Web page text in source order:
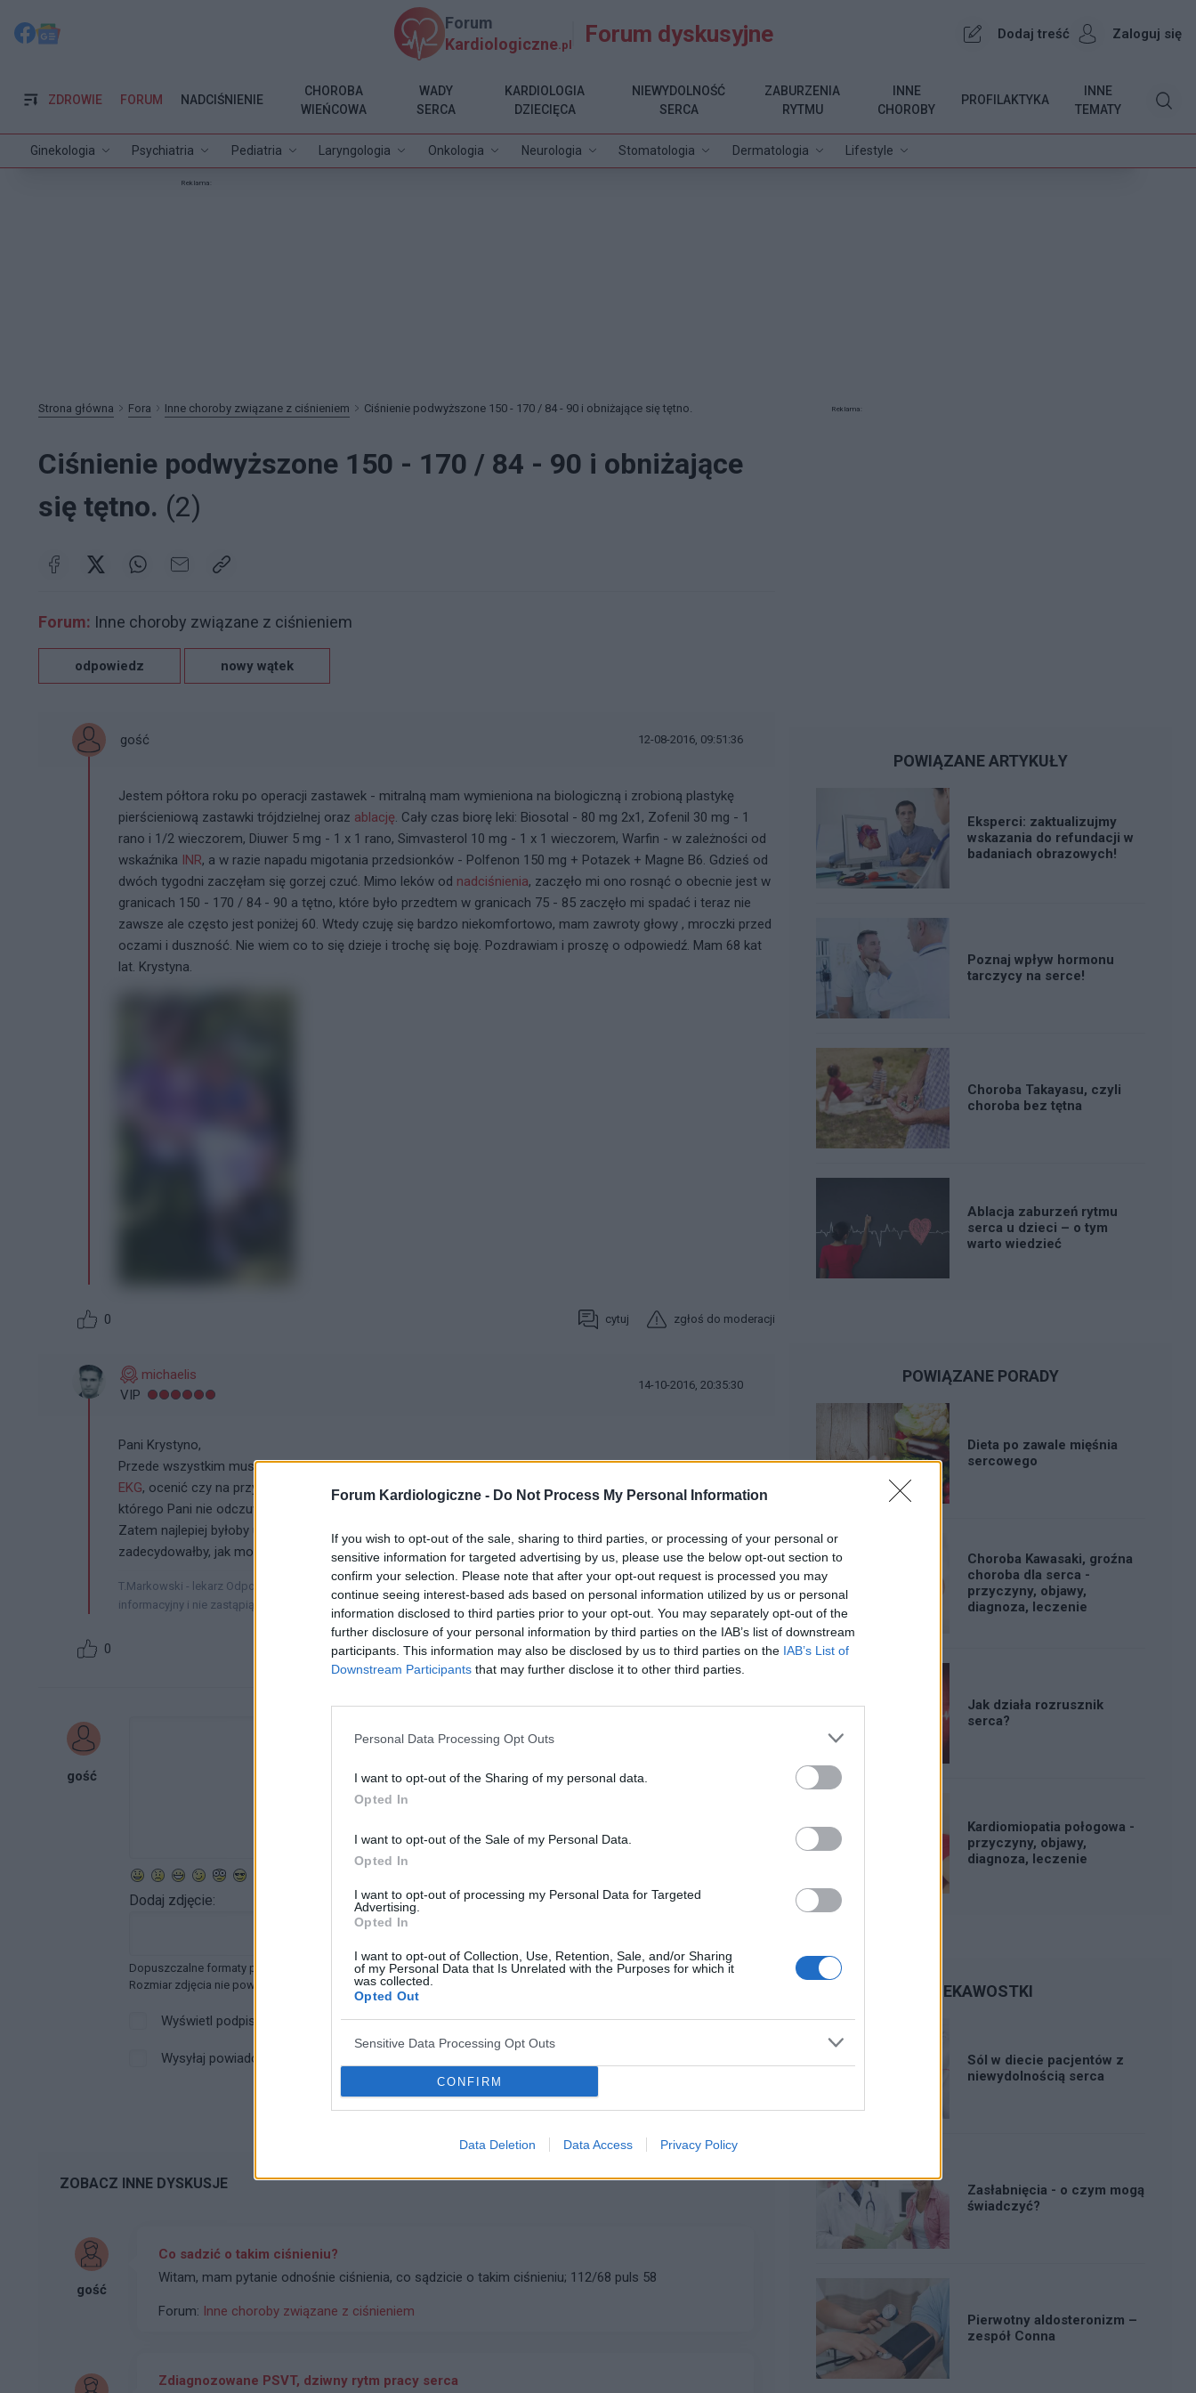
Forum Kardiologiczne - Do Not Process My Personal Information
If you wish to opt-out of the sale, sharing to third parties, or processing of your personal or
sensitive information for targeted advertising by us, please use the below opt-out section to
confirm your selection. Please note that after your opt-out request is processed you may
continue seeing interest-based ads based on personal information utilized by us or personal
information disclosed to third parties prior to your opt-out. You may separately opt-out of the
further disclosure of your personal information by third parties on the IAB’s list of downstream
participants. This information may also be disclosed by us to third parties on the IAB’s List of
Downstream Participants that may further disclose it to other third parties.
Personal Data Processing Opt Outs
I want to opt-out of the Sharing of my personal data.
Opted In
I want to opt-out of the Sale of my Personal Data.
Opted In
I want to opt-out of processing my Personal Data for Targeted
Advertising.
Opted In
I want to opt-out of Collection, Use, Retention, Sale, and/or Sharing
of my Personal Data that Is Unrelated with the Purposes for which it
was collected.
Opted Out
Sensitive Data Processing Opt Outs
CONFIRM
Data Deletion Data Access Privacy Policy
Forum
Kardiologiczne .pl Forum dyskusyjne Dodaj treść Zaloguj się
ZDROWIE
Ginekologia Psychiatria Pediatria Laryngologia Onkologia Neurologia Stomatologia Dermatologia Lifestyle
FORUM NADCIŚNIENIE
CHOROBA
WIEŃCOWA
WADY
SERCA
KARDIOLOGIA
DZIECIĘCA
NIEWYDOLNOŚĆ
SERCA
ZABURZENIA
RYTMU
INNE
CHOROBY
PROFILAKTYKA
INNE
TEMATY
Reklama:
Strona główna Fora Inne choroby związane z ciśnieniem Ciśnienie podwyższone 150 - 170 / 84 - 90 i obniżające się tętno.
Ciśnienie podwyższone 150 - 170 / 84 - 90 i obniżające
się tętno. (2)
Forum: Inne choroby związane z ciśnieniem
odpowiedz nowy wątek
gość 12-08-2016, 09:51:36
Jestem półtora roku po operacji zastawek - mitralną mam wymieniona na biologiczną i zrobioną plastykę
pierścieniową zastawki trójdzielnej oraz ablację. Cały czas biorę leki: Biosotal - 80 mg 2x1, Zofenil 30 mg - 1
rano i 1/2 wieczorem, Diuwer 5 mg - 1 x 1 rano, Simvasterol 10 mg - 1 x 1 wieczorem, Warfin - w zależności od
wskaźnika INR, a w razie napadu migotania przedsionków - Polfenon 150 mg + Potazek + Magne B6. Gdzieś od
dwóch tygodni zaczęłam się gorzej czuć. Mimo leków od nadciśnienia, zaczęło mi ono rosnąć o obecnie jest w
granicach 150 - 170 / 84 - 90 a tętno, które było przedtem w granicach 75 - 85 zaczęło mi spadać i teraz nie
zawsze ale często jest poniżej 60. Wtedy czuję się bardzo niekomfortowo, mam zawroty głowy , mroczki przed
oczami i duszność. Nie wiem co to się dzieje i trochę się boję. Pozdrawiam i proszę o odpowiedź. Mam 68 kat
lat. Krystyna.
0 cytuj zgłoś do moderacji
michaelis
VIP
14-10-2016, 20:35:30
Pani Krystyno,
Przede wszystkim musi Panią zbadać lekarz aby można było cokolwiek zadecydować. Trzeba zrobić aktualne
EKG, ocenić czy na przykład nie ma Pani w tym momencie migotania przedsionków przetrwałego / utrwalonego,
którego Pani nie odczuwa. Poza tym dobrze byłoby wiedzieć jakie są aktualne wyniki INR itp.,
Zatem najlepiej byłoby udać się do swojego lekarza rodzinnego / internisty, który po zbadaniu Pani
zadecydowałby, jak można Pani pomóc.
T.Markowski - lekarz Odpowiedzi na forum nie są lekarskimi poradami specjalistycznymi, mają wyłącznie charakter
informacyjny i nie zastąpią wizyty u lekarza.
0 cytuj zgłoś do moderacji
gość
Dodaj zdjęcie:
Dopuszczalne formaty pliku graficznego: jpg, jpeg , png.
Rozmiar zdjęcia nie powinien przekraczać 0.6MB.
Wyświetl podpis
Wysyłaj powiadomienia o odpowiedzi
WYŚLIJ
ZOBACZ INNE DYSKUSJE
gość
Co sadzić o takim ciśnieniu?
Witam, mam pytanie odnośnie ciśnienia, co sądzicie o takim ciśnieniu; 112/68 puls 58
Forum: Inne choroby związane z ciśnieniem
Zdiagnozowane PSVT, dziwny rytm pracy serca
Reklama:
POWIĄZANE ARTYKUŁY
Eksperci: zaktualizujmy
wskazania do refundacji w
badaniach obrazowych!
Poznaj wpływ hormonu
tarczycy na serce!
Choroba Takayasu, czyli
choroba bez tętna
Ablacja zaburzeń rytmu
serca u dzieci – o tym
warto wiedzieć
POWIĄZANE PORADY
Dieta po zawale mięśnia
sercowego
Choroba Kawasaki, groźna
choroba dla serca -
przyczyny, objawy,
diagnoza, leczenie
Jak działa rozrusznik
serca?
Kardiomiopatia połogowa -
przyczyny, objawy,
diagnoza, leczenie
CIEKAWOSTKI
Sól w diecie pacjentów z
niewydolnością serca
Zasłabnięcia - o czym mogą
świadczyć?
Pierwotny aldosteronizm –
zespół Conna